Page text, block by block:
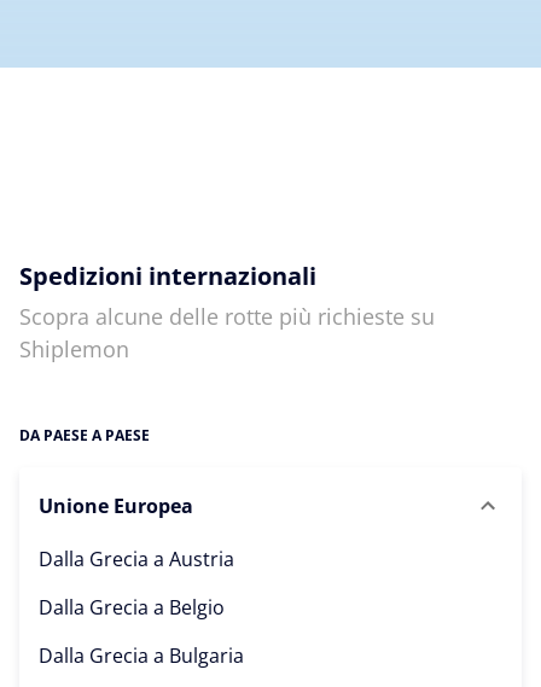
Spedizioni internazionali
Scopra alcune delle rotte più richieste su
Shiplemon
DA PAESE A PAESE
Unione Europea
Dalla Grecia a Austria
Dalla Grecia a Belgio
Dalla Grecia a Bulgaria